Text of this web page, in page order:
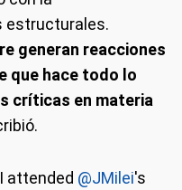
estructurales.
generan reacciones
que hace todo lo
críticas en materia
attended @JMilei's